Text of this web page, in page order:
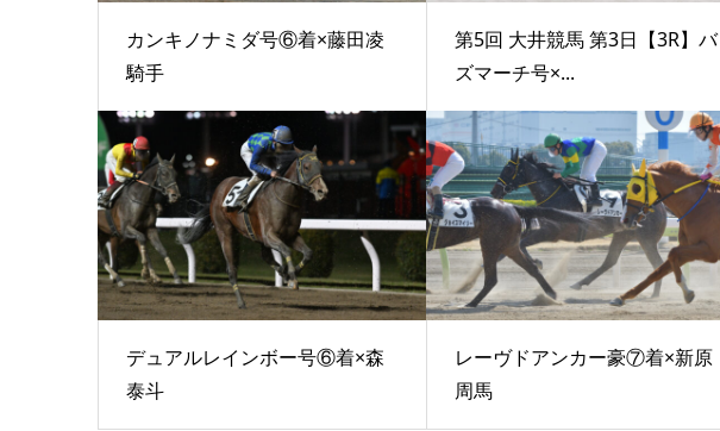
カンキノナミダ号⑥着×藤田凌
騎手
第5回 大井競馬 第3日【3R】バ
ズマーチ号×...
デュアルレインボー号⑥着×森
泰斗
レーヴドアンカー豪⑦着×新原
周馬